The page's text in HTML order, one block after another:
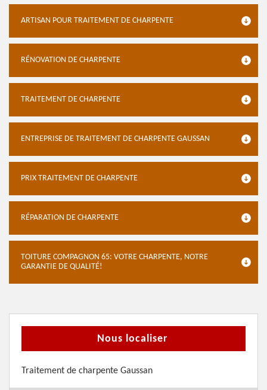
ARTISAN POUR TRAITEMENT DE CHARPENTE
RÉNOVATION DE CHARPENTE
TRAITEMENT DE CHARPENTE
ENTREPRISE DE TRAITEMENT DE CHARPENTE GAUSSAN
PRIX TRAITEMENT DE CHARPENTE
RÉPARATION DE CHARPENTE
TOITURE COMPAGNON 65: VOTRE CHARPENTE, NOTRE
GARANTIE DE QUALITÉ!
Nous localiser
Traitement de charpente Gaussan